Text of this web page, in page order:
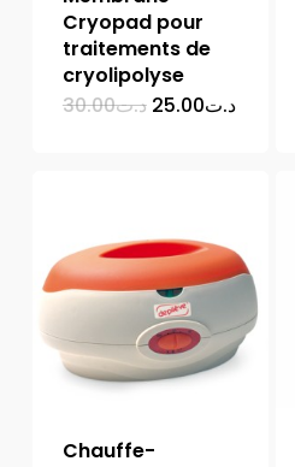
Cryopad pour
traitements de
cryolipolyse
د.ت30.00 Le د.ت25.00 Le
Chauffe-